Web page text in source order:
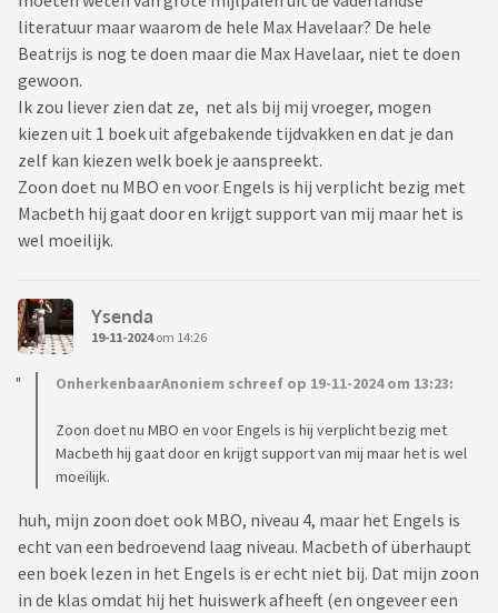
literatuur maar waarom de hele Max Havelaar? De hele
Beatrijs is nog te doen maar die Max Havelaar, niet te doen
gewoon.
Ik zou liever zien dat ze, net als bij mij vroeger, mogen
kiezen uit 1 boek uit afgebakende tijdvakken en dat je dan
zelf kan kiezen welk boek je aanspreekt.
Zoon doet nu MBO en voor Engels is hij verplicht bezig met
Macbeth hij gaat door en krijgt support van mij maar het is
wel moeilijk.
Ysenda
19-11-2024om 14:26
OnherkenbaarAnoniem schreef op 19-11-2024 om 13:23:
Zoon doet nu MBO en voor Engels is hij verplicht bezig met
Macbeth hij gaat door en krijgt support van mij maar het is wel
moeilijk.
huh, mijn zoon doet ook MBO, niveau 4, maar het Engels is
echt van een bedroevend laag niveau. Macbeth of überhaupt
een boek lezen in het Engels is er echt niet bij. Dat mijn zoon
in de klas omdat hij het huiswerk afheeft (en ongeveer een